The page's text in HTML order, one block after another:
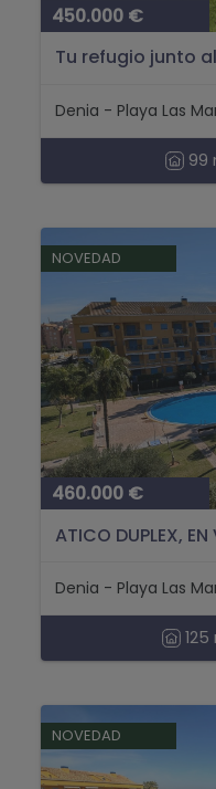
450.000 €
Tu refugio junto
centro de Dénia....
99
NOVEDAD
460.000 €
ATICO DUPLEX, EN
125
NOVEDAD